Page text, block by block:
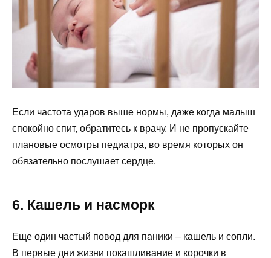
Если частота ударов выше нормы, даже когда малыш
спокойно спит, обратитесь к врачу. И не пропускайте
плановые осмотры педиатра, во время которых он
обязательно послушает сердце.
6. Кашель и насморк
Еще один частый повод для паники – кашель и сопли.
В первые дни жизни покашливание и корочки в